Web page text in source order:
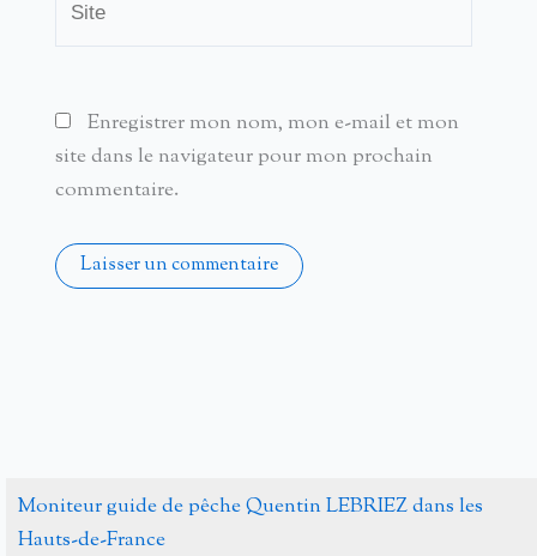
Enregistrer mon nom, mon e-mail et mon
site dans le navigateur pour mon prochain
commentaire.
Moniteur guide de pêche Quentin LEBRIEZ dans les
Hauts-de-France